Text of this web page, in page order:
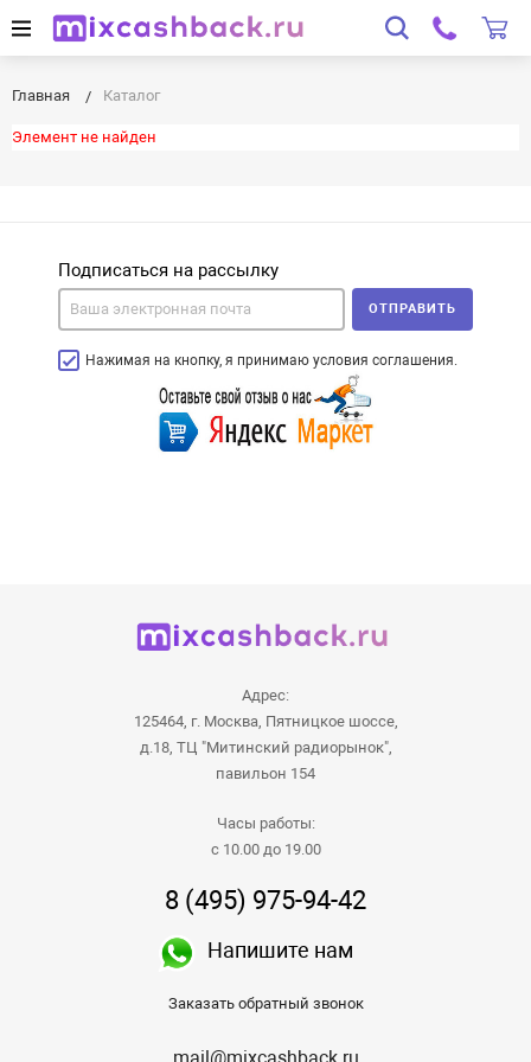
Главная Каталог
Элемент не найден
Подписаться на рассылку
Нажимая на кнопку, я принимаю условия соглашения.
ОТПРАВИТЬ
Адрес:
125464, г. Москва, Пятницкое шоссе,
д.18, ТЦ "Митинский радиорынок",
павильон 154
Часы работы:
с 10.00 до 19.00
8 (495) 975-94-42
Напишите нам
Заказать обратный звонок